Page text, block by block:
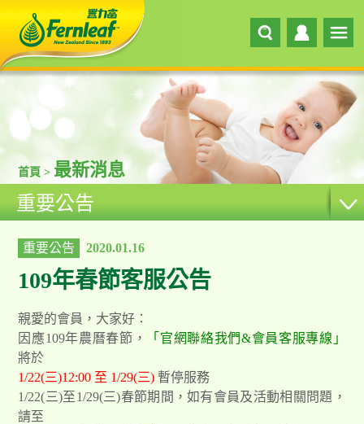
首頁 > 最新消息
重要公告
重要公告 2020.01.16
109年春節客服公告
親愛的會員，大家好：
因應109年農曆春節，
「官網聯絡我們&會員客服專線」
將於
1/22(三)12:00 至 1/29(三)暫停服務
1/22(三)至1/29(三)春節期間，如有會員及活動相關問題，
請至